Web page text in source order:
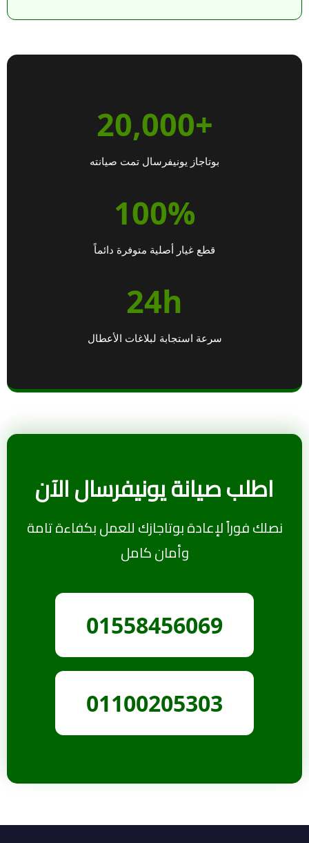
+20,000
بوتاجاز يونيفرسال تمت صيانته
100%
قطع غيار أصلية متوفرة دائماً
24h
سرعة استجابة لبلاغات الأعطال
اطلب صيانة يونيفرسال الآن
نصلك فوراً لإعادة بوتاجازك للعمل بكفاءة تامة
وأمان كامل
01558456069
01100205303